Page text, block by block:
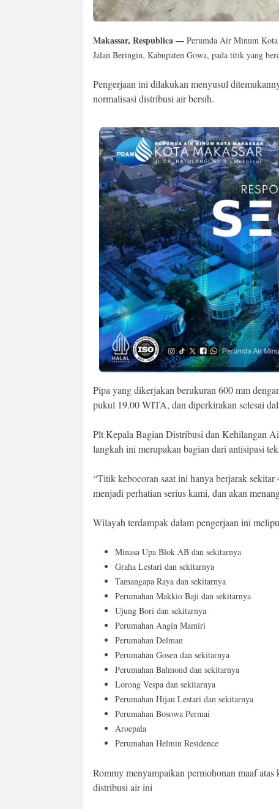
Makassar, Respublica — Perumda Air Minum Kota
Jalan Beringin, Kabupaten Gowa, pada titik yang
Pengerjaan ini dilakukan menyusul
normalisasi distribusi air bersih.
Pipa yang dikerjakan berukuran 600 mm
pukul 19.00 WITA, dan diperkirakan selesai
Plt Kepala Bagian Distribusi dan Kehilangan
langkah ini merupakan bagian dari antisipasi
“Titik kebocoran saat ini hanya berjarak
menjadi perhatian serius kami, dan akan
Wilayah terdampak dalam pengerjaan ini
Minasa Upa Blok AB dan sekitarnya
Graha Lestari dan sekitarnya
Tamangapa Raya dan sekitarnya
Perumahan Makkio Baji dan sekitarnya
Ujung Bori dan sekitarnya
Perumahan Angin Mamiri
Perumahan Delman
Perumahan Gosen dan sekitarnya
Perumahan Balmond dan sekitarnya
Lorong Vespa dan sekitarnya
Perumahan Hijau Lestari dan sekitarnya
Perumahan Bosowa Permai
Aroepala
Perumahan Helmin Residence
Rommy menyampaikan permohonan maaf
distribusi air ini